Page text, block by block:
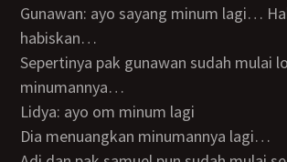
Gunawan: ayo sayang minum lagi… Hahaha… Kita
habiskan…
sepertinya pak gunawan sudah mulai loyo… Karena
minumannya…
Lidya: ayo om minum lagi
Dia menuangkan minumannya lagi…